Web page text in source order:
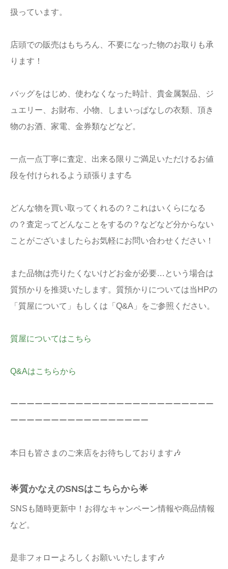
扱っています。
店頭での販売はもちろん、不要になった物のお取りも承
ります！
バッグをはじめ、使わなくなった時計、貴金属製品、ジ
ュエリー、お財布、小物、しまいっぱなしの衣類、頂き
物のお酒、家電、金券類などなど。
一点一点丁寧に査定、出来る限りご満足いただけるお値
段を付けられるよう頑張ります💪
どんな物を買い取ってくれるの？これはいくらになる
の？査定ってどんなことをするの？などなど分からない
ことがございましたらお気軽にお問い合わせください！
また品物は売りたくないけどお金が必要…という場合は
質預かりを推奨いたします。質預かりについては当HPの
「質屋について」もしくは「Q&A」をご参照ください。
質屋についてはこちら
Q&Aはこちらから
ーーーーーーーーーーーーーーーーーーーーーーーーー
ーーーーーーーーーーーーーーーーー
本日も皆さまのご来店をお待ちしております🎶
🌟質かなえのSNSはこちらから🌟
SNSも随時更新中！お得なキャンペーン情報や商品情報
など。
是非フォローよろしくお願いいたします🎶